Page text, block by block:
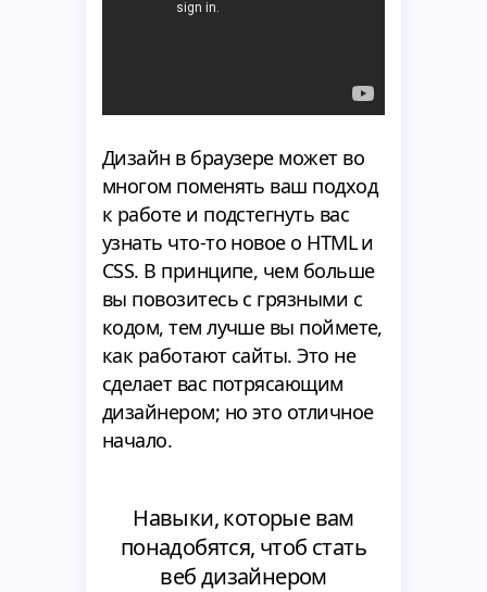
Дизайн в браузере может во
многом поменять ваш подход
к работе и подстегнуть вас
узнать что-то новое о HTML и
CSS. В принципе, чем больше
вы повозитесь c грязными с
кодом, тем лучше вы поймете,
как работают сайты. Это не
сделает вас потрясающим
дизайнером; но это отличное
начало.
Навыки, которые вам
понадобятся, чтоб стать
веб дизайнером